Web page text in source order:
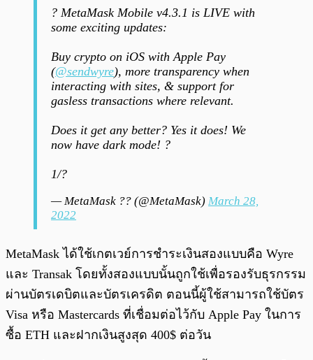
? MetaMask Mobile v4.3.1 is LIVE with
some exciting updates:
Buy crypto on iOS with Apple Pay
(@sendwyre), more transparency when
interacting with sites, & support for
gasless transactions where relevant.
Does it get any better? Yes it does! We
now have dark mode! ?
1/?
— MetaMask ?? (@MetaMask) March 28,
2022
MetaMask ได้ใช้เกตเวย์การชำระเงินสองแบบคือ Wyre
และ Transak โดยทั้งสองแบบนั้นถูกใช้เพื่อรองรับธุรกรรม
ผ่านบัตรเดบิตและบัตรเครดิต ตอนนี้ผู้ใช้สามารถใช้บัตร
Visa หรือ Mastercards ที่เชื่อมต่อไว้กับ Apple Pay ในการ
ซื้อ ETH และฝากเงินสูงสุด 400$ ต่อวัน